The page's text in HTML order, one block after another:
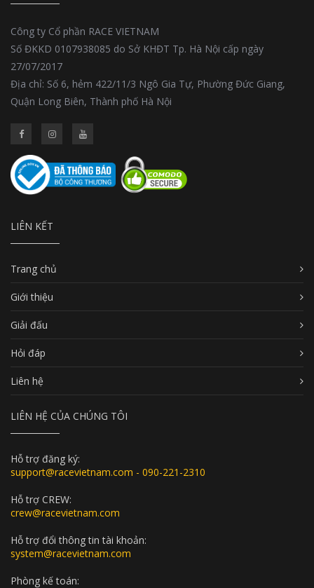
Công ty Cổ phần RACE VIETNAM
Số ĐKKD 0107938085 do Sở KHĐT Tp. Hà Nội cấp ngày
27/07/2017
Địa chỉ: Số 6, hẻm 422/11/3 Ngô Gia Tự, Phường Đức Giang,
Quận Long Biên, Thành phố Hà Nội
LIÊN KẾT
Trang chủ
Giới thiệu
Giải đấu
Hỏi đáp
Liên hệ
LIÊN HỆ CỦA CHÚNG TÔI
Hỗ trợ đăng ký:
support@racevietnam.com - 090-221-2310
Hỗ trợ CREW:
crew@racevietnam.com
Hỗ trợ đổi thông tin tài khoản:
system@racevietnam.com
Phòng kế toán: